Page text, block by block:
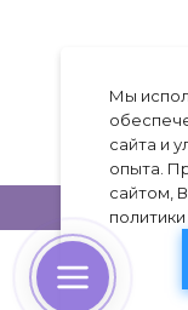
Мы
сайта и
опыта.
сайтом,